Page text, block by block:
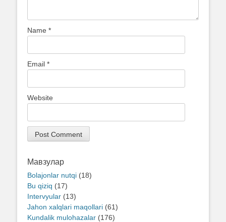
Name *
Email *
Website
Мавзулар
Bolajonlar nutqi (18)
Bu qiziq (17)
Intervyular (13)
Jahon xalqlari maqollari (61)
Kundalik mulohazalar (176)